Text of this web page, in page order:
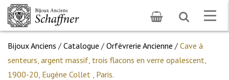
Toggle
search
Bijoux Anciens / Catalogue / Orfèvrerie Ancienne / Cave à
senteurs, argent massif, trois flacons en verre opalescent,
1900-20, Eugène Collet , Paris.